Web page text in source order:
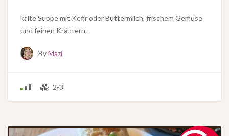
kalte Suppe mit Kefir oder Buttermilch, frischem Gemüse
und feinen Kräutern.
ByMazi
2-3